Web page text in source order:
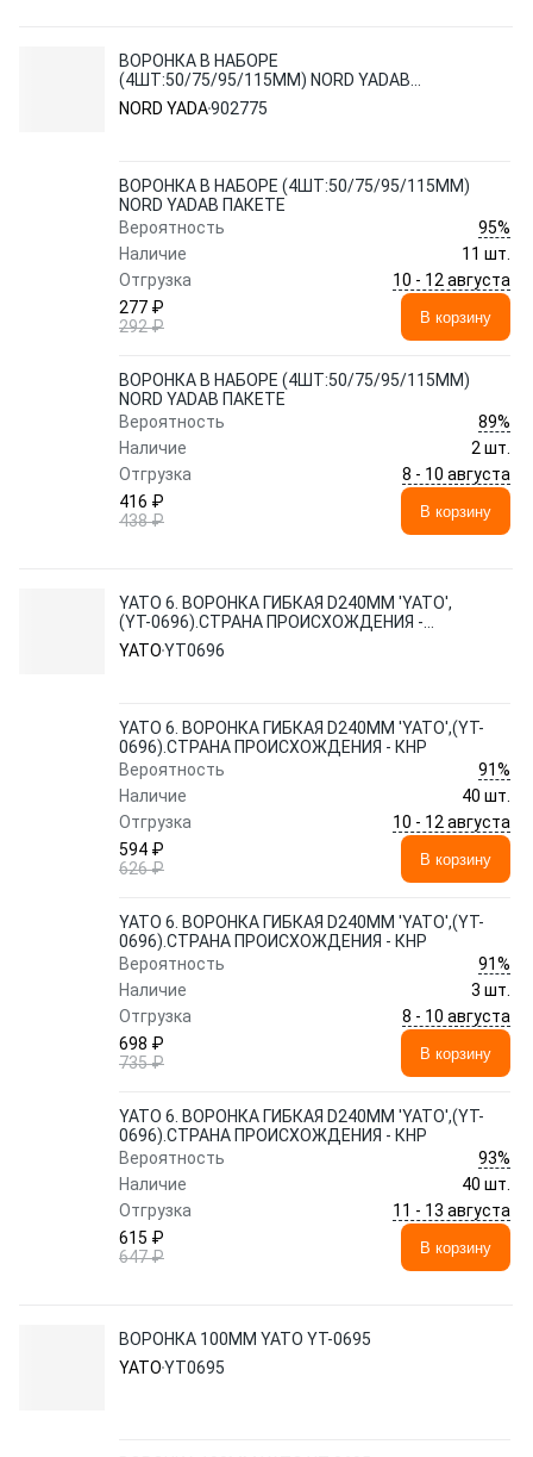
ВОРОНКА В НАБОРЕ
(4ШТ:50/75/95/115ММ) NORD YADAВ
ПАКЕТЕ
NORD YADA902775
ВОРОНКА В НАБОРЕ (4ШТ:50/75/95/115ММ)
NORD YADAВ ПАКЕТЕ
Вероятность
95%
Наличие
11 шт.
Отгрузка
10 - 12 августа
277 ₽
292 ₽
В корзину
ВОРОНКА В НАБОРЕ (4ШТ:50/75/95/115ММ)
NORD YADAВ ПАКЕТЕ
Вероятность
89%
Наличие
2 шт.
Отгрузка
8 - 10 августа
416 ₽
438 ₽
В корзину
YATO 6. ВОРОНКА ГИБКАЯ D240ММ 'YATO',
(YT-0696).СТРАНА ПРОИСХОЖДЕНИЯ -
КНР
YATOYT0696
YATO 6. ВОРОНКА ГИБКАЯ D240ММ 'YATO',(YT-
0696).СТРАНА ПРОИСХОЖДЕНИЯ - КНР
Вероятность
91%
Наличие
40 шт.
Отгрузка
10 - 12 августа
594 ₽
626 ₽
В корзину
YATO 6. ВОРОНКА ГИБКАЯ D240ММ 'YATO',(YT-
0696).СТРАНА ПРОИСХОЖДЕНИЯ - КНР
Вероятность
91%
Наличие
3 шт.
Отгрузка
8 - 10 августа
698 ₽
735 ₽
В корзину
YATO 6. ВОРОНКА ГИБКАЯ D240ММ 'YATO',(YT-
0696).СТРАНА ПРОИСХОЖДЕНИЯ - КНР
Вероятность
93%
Наличие
40 шт.
Отгрузка
11 - 13 августа
615 ₽
647 ₽
В корзину
ВОРОНКА 100ММ YATO YT-0695
YATOYT0695